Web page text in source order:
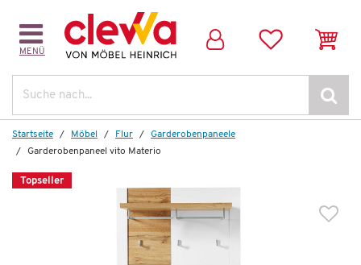
MENÜ
Startseite Möbel Flur
Garderoben­paneele
Garderobenpaneel vito Materio
Topseller
Dazu passende Artikel:
Wenige verfügbar